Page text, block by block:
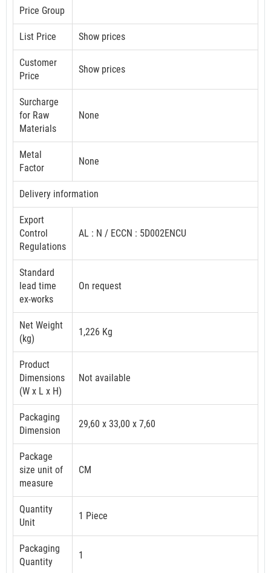
Price Group
List Price Show prices
Customer
Price
Show prices
Surcharge
for Raw
Materials
None
Metal
Factor
None
Delivery information
Export
Control
Regulations
AL : N / ECCN : 5D002ENCU
Standard
lead time
ex-works
On request
Net Weight
(kg)
1,226 Kg
Product
Dimensions
(W x L x H)
Not available
Packaging
Dimension
29,60 x 33,00 x 7,60
Package
size unit of
measure
CM
Quantity
Unit
1 Piece
Packaging
Quantity
1